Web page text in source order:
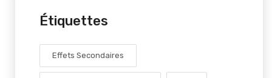
Étiquettes
Effets Secondaires